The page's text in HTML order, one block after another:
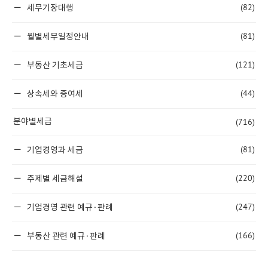
세무기장대행 (82)
월별세무일정안내 (81)
부동산 기초세금 (121)
상속세와 증여세 (44)
분야별세금 (716)
기업경영과 세금 (81)
주제별 세금해설 (220)
기업경영 관련 예규·판례 (247)
부동산 관련 예규·판례 (166)